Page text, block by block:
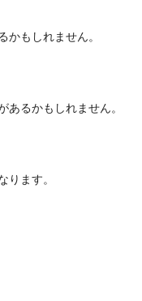
かもしれません。
るかもしれません。
ります。